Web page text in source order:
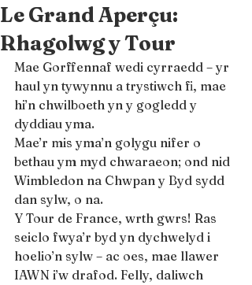
Le Grand Aperçu:
Rhagolwg y Tour
Mae Gorffennaf wedi cyrraedd – yr
haul yn tywynnu a trystiwch fi, mae
hi’n chwilboeth yn y gogledd y
dyddiau yma.
Mae’r mis yma’n golygu nifer o
bethau ym myd chwaraeon; ond nid
Wimbledon na Chwpan y Byd sydd
dan sylw, o na.
Y Tour de France, wrth gwrs! Ras
seiclo fwya’r byd yn dychwelyd i
hoelio’n sylw – ac oes, mae llawer
IAWN i’w drafod. Felly, daliwch